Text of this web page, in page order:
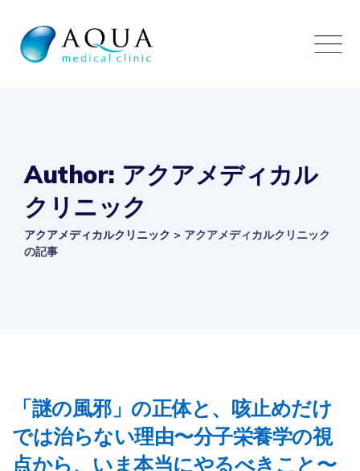
content
Author: アクアメディカル
クリニック
アクアメディカルクリニック > アクアメディカルクリニック
の記事
「謎の風邪」の正体と、咳止めだけ
では治らない理由〜分子栄養学の視
点から、いま本当にやるべきこと〜